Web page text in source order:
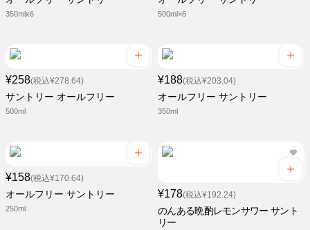
350mlx6 500ml×6
¥258(税込¥278.64)
サントリー オールフリー
500ml
¥188(税込¥203.04)
オールフリー サントリー
350ml
¥158(税込¥170.64)
オールフリー サントリー
250ml
¥178(税込¥192.24)
のんある晩酌レモンサワー サント
リー